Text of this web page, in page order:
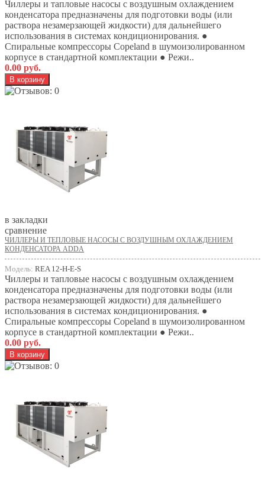
Чиллеры и тапловые насосы с воздушным охлаждением
конденсатора предназначены для подготовки воды (или
раствора незамерзающей жидкости) для дальнейшего
использования в системах кондиционирования. ●
Спиральные компрессоры Copeland в шумоизолированном
корпусе в стандартной комплектации ● Режи..
0.00 руб.
в закладки
сравнение
ЧИЛЛЕРЫ И ТЕПЛОВЫЕ НАСОСЫ С ВОЗДУШНЫМ ОХЛАЖДЕНИЕМ
КОНДЕНСАТОРА ADDA
Модель: REA 12-H-E-S
Чиллеры и тапловые насосы с воздушным охлаждением
конденсатора предназначены для подготовки воды (или
раствора незамерзающей жидкости) для дальнейшего
использования в системах кондиционирования. ●
Спиральные компрессоры Copeland в шумоизолированном
корпусе в стандартной комплектации ● Режи..
0.00 руб.